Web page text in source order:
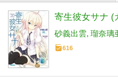
寄生彼女サナ (
砂義出雲 瑠奈璃
616